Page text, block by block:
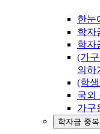
한눈
학자
학자
(가
의하
(학
국외
가구
학자금 중